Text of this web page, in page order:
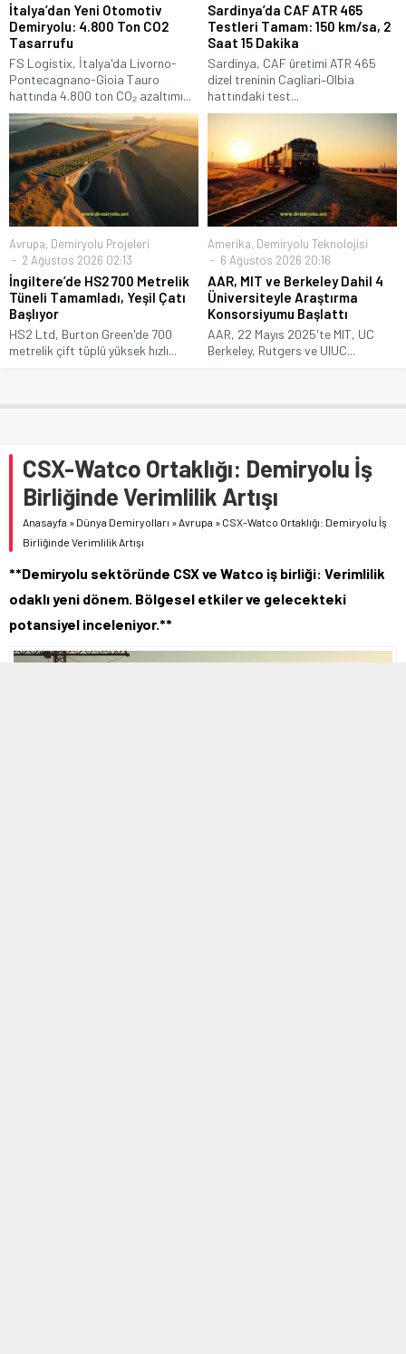
İtalya’dan Yeni Otomotiv
Demiryolu: 4.800 Ton CO2
Tasarrufu
FS Logistix, İtalya'da Livorno-
Pontecagnano-Gioia Tauro
hattında 4.800 ton CO₂ azaltımı...
Sardinya’da CAF ATR 465
Testleri Tamam: 150 km/sa, 2
Saat 15 Dakika
Sardinya, CAF üretimi ATR 465
dizel treninin Cagliari–Olbia
hattındaki test...
Avrupa, Demiryolu Projeleri
2 Ağustos 2026 02:13
İngiltere’de HS2 700 Metrelik
Tüneli Tamamladı, Yeşil Çatı
Başlıyor
HS2 Ltd, Burton Green'de 700
metrelik çift tüplü yüksek hızlı...
Amerika, Demiryolu Teknolojisi
6 Ağustos 2026 20:16
AAR, MIT ve Berkeley Dahil 4
Üniversiteyle Araştırma
Konsorsiyumu Başlattı
AAR, 22 Mayıs 2025'te MIT, UC
Berkeley, Rutgers ve UIUC...
CSX-Watco Ortaklığı: Demiryolu İş
Birliğinde Verimlilik Artışı
Anasayfa » Dünya Demiryolları »Avrupa » CSX-Watco Ortaklığı: Demiryolu İş
Birliğinde Verimlilik Artışı
**Demiryolu sektöründe CSX ve Watco iş birliği: Verimlilik
odaklı yeni dönem. Bölgesel etkiler ve gelecekteki
potansiyel inceleniyor.**